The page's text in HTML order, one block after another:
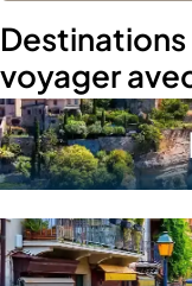
voyager